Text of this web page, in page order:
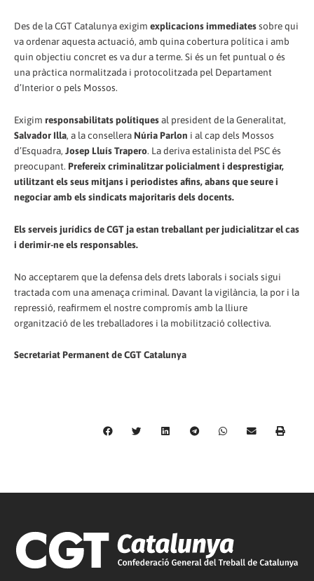
Des de la CGT Catalunya exigim explicacions immediatessobre qui
va ordenar aquesta actuació, amb quina cobertura política i amb
quin objectiu concret es va dur a terme. Si és un fet puntual o és
una pràctica normalitzada i protocolitzada pel Departament
d’Interior o pels Mossos.
Exigim responsabilitats polítiquesal president de la Generalitat,
Salvador Illa, a la consellera Núria Parlon i al cap dels Mossos
d’Esquadra, Josep Lluís Trapero. La deriva estalinista del PSC és
preocupant. Prefereix criminalitzar policialment i desprestigiar,
utilitzant els seus mitjans i periodistes afins, abans que seure i
negociar amb els sindicats majoritaris dels docents.
Els serveis jurídics de CGT ja estan treballant per judicialitzar el cas
i derimir-ne els responsables.
No acceptarem que la defensa dels drets laborals i socials sigui
tractada com una amenaça criminal. Davant la vigilància, la por i la
repressió, reafirmem el nostre compromís amb la lliure
organització de les treballadores i la mobilització col·lectiva.
Secretariat Permanent de CGT Catalunya